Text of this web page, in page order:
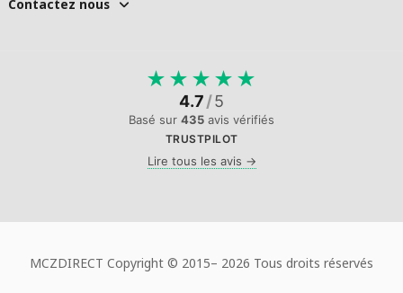
Contactez nous
★ ★ ★ ★ ★
4.7/5
Basé sur 435 avis vérifiés
TRUSTPILOT
Lire tous les avis →
MCZDIRECT Copyright © 2015– 2026 Tous droits réservés